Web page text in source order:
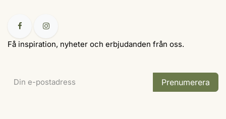
Få inspiration, nyheter och erbjudanden från oss.
Prenumerera